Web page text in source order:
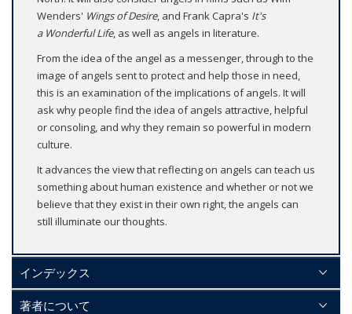
Wenders' Wings of Desire, and Frank Capra's It's
a Wonderful Life, as well as angels in literature.
From the idea of the angel as a messenger, through to the
image of angels sent to protect and help those in need,
this is an examination of the implications of angels. It will
ask why people find the idea of angels attractive, helpful
or consoling, and why they remain so powerful in modern
culture.
It advances the view that reflecting on angels can teach us
something about human existence and whether or not we
believe that they exist in their own right, the angels can
still illuminate our thoughts.
インデックス
著者について